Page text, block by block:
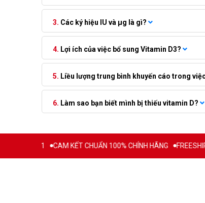
Các ký hiệu IU và μg là gì?
Lợi ích của việc bổ sung Vitamin D3?
Liều lượng trung bình khuyến cáo trong
Làm sao bạn biết mình bị thiếu vitamin D?
CAM KẾT CHUẨN 100% CHÍNH HÃNG FREESHIP